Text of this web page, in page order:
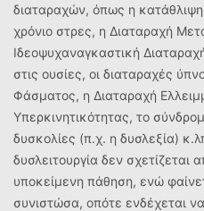
διαταραχών, όπως η
χρόνιο στρες, η Διαταραχή
Ιδεοψυχαναγκαστική
στις ουσίες, οι διαταραχές
Φάσματος, η Διαταραχή
Υπερκινητικότητας, το
δυσκολίες (π.χ. η δυσλεξία)
δυσλειτουργία δεν σχετίζεται
υποκείμενη πάθηση, ενώ
συνιστώσα, οπότε ενδέχεται